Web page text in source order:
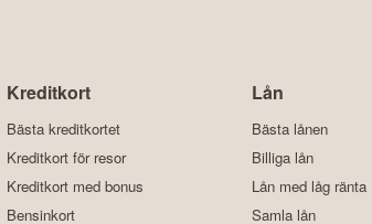
Kreditkort
Bästa kreditkortet
Kreditkort för resor
Kreditkort med bonus
Bensinkort
Lån
Bästa lånen
Billiga lån
Lån med låg ränta
Samla lån